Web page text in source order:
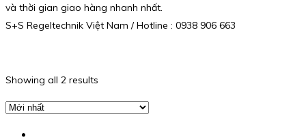
và thời gian giao hàng nhanh nhất.
S+S Regeltechnik Việt Nam / Hotline : 0938 906 663
Showing all 2 results